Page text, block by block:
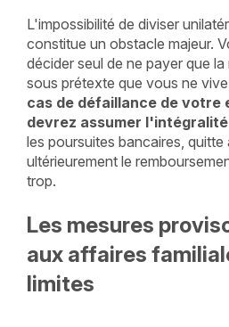
L'impossibilité de diviser
constitue un obstacle majeur.
décider seul de ne payer que
sous prétexte que vous ne
cas de défaillance de votre
devrez assumer
les poursuites bancaires, quitte
ultérieurement le
trop.
Les mesures
aux affaires
limites